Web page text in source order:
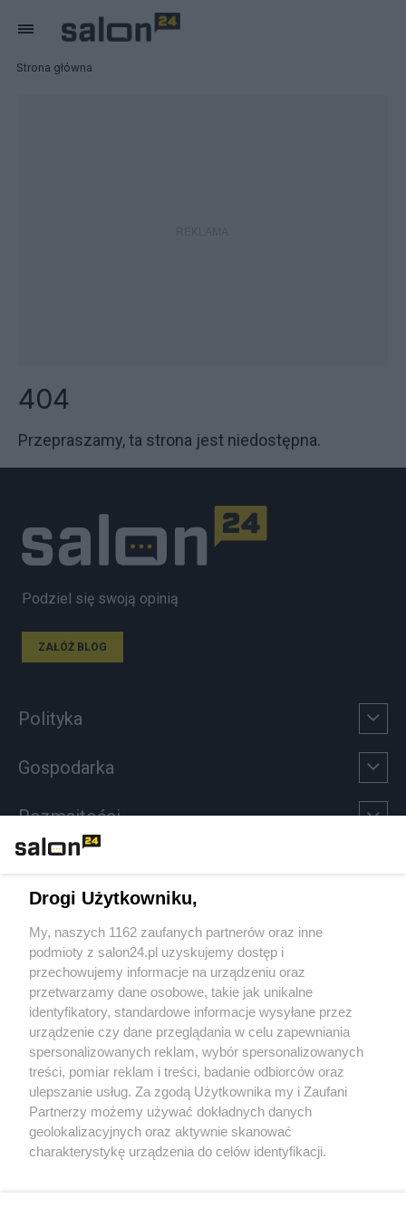
Strona główna
404
Przepraszamy, ta strona jest niedostępna.
Podziel się swoją opinią
ZAŁÓŻ BLOG
Polityka
Gospodarka
Rozmaitości
Sport
Społeczeństwo
Kultura
X Facebook Instagram Youtube
Drogi Użytkowniku,
My, naszych 1162 zaufanych partnerów oraz inne
podmioty z salon24.pl uzyskujemy dostęp i
przechowujemy informacje na urządzeniu oraz
przetwarzamy dane osobowe, takie jak unikalne
identyfikatory, standardowe informacje wysyłane przez
urządzenie czy dane przeglądania w celu zapewniania
spersonalizowanych reklam, wybór spersonalizowanych
treści, pomiar reklam i treści, badanie odbiorców oraz
ulepszanie usług. Za zgodą Użytkownika my i Zaufani
Partnerzy możemy używać dokładnych danych
geolokalizacyjnych oraz aktywnie skanować
charakterystykę urządzenia do celów identyfikacji.